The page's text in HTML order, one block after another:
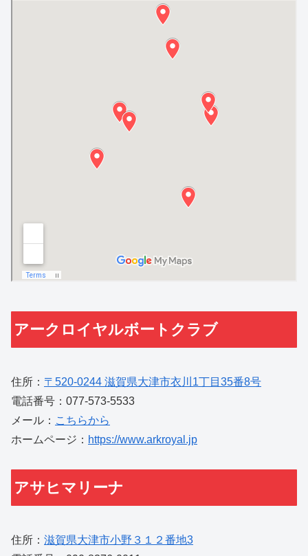
アークロイヤルボートクラブ
住所： 〒520-0244 滋賀県大津市衣川1丁目35番8号
電話番号：077-573-5533
メール： こちらから
ホームページ： https://www.arkroyal.jp
アサヒマリーナ
住所： 滋賀県大津市小野３１２番地3